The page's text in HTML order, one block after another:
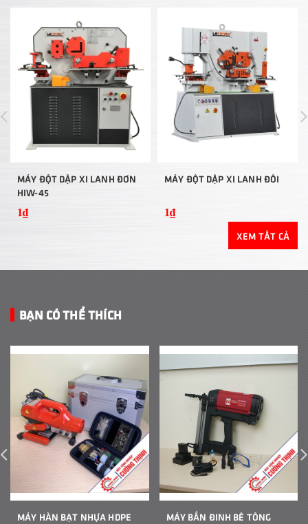
MÁY ĐỘT DẬP XI LANH ĐƠN
HIW-45
1₫
MÁY ĐỘT DẬP XI LANH ĐÔI
1₫
XEM TẤT CẢ
BẠN CÓ THỂ THÍCH
MÁY HÀN BẠT NHỰA HDPE
MÁY BẮN ĐINH BÊ TÔNG